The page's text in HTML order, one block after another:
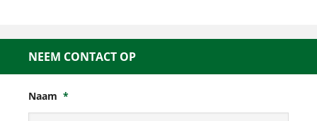
NEEM CONTACT OP
Naam *